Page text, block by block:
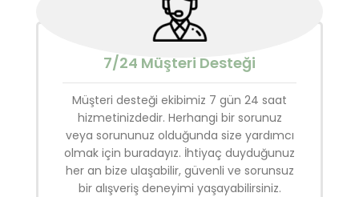
7/24 Müşteri Desteği
Müşteri desteği ekibimiz 7 gün 24 saat
hizmetinizdedir. Herhangi bir sorunuz
veya sorununuz olduğunda size yardımcı
olmak için buradayız. İhtiyaç duyduğunuz
her an bize ulaşabilir, güvenli ve sorunsuz
bir alışveriş deneyimi yaşayabilirsiniz.